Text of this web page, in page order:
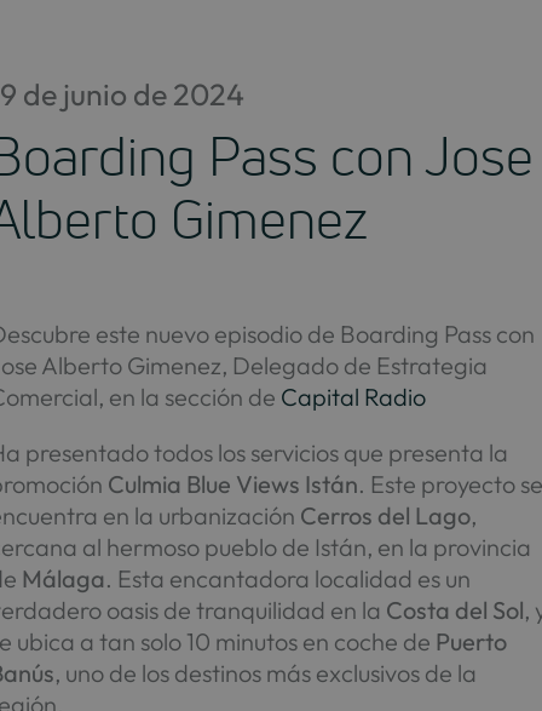
contenido
de junio de 2024
Pass con Jose
Gimenez
este nuevo episodio de Boarding Pass con
Alberto Gimenez, Delegado de Estrategia
en la sección de Capital Radio
presentado todos los servicios que presenta la
Culmia Blue Views Istán. Este proyecto
en la urbanización Cerros del Lago,
al hermoso pueblo de Istán, en la provincia
Málaga. Esta encantadora localidad es un
oasis de tranquilidad en la Costa del Sol,
ubica a tan solo 10 minutos en coche de Puerto
, uno de los destinos más exclusivos de la